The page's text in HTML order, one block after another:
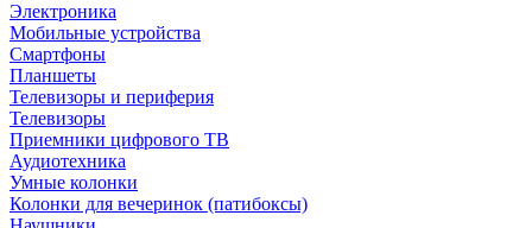
Электроника
Мобильные устройства
Смартфоны
Планшеты
Телевизоры и периферия
Телевизоры
Приемники цифрового ТВ
Аудиотехника
Умные колонки
Колонки для вечеринок (патибоксы)